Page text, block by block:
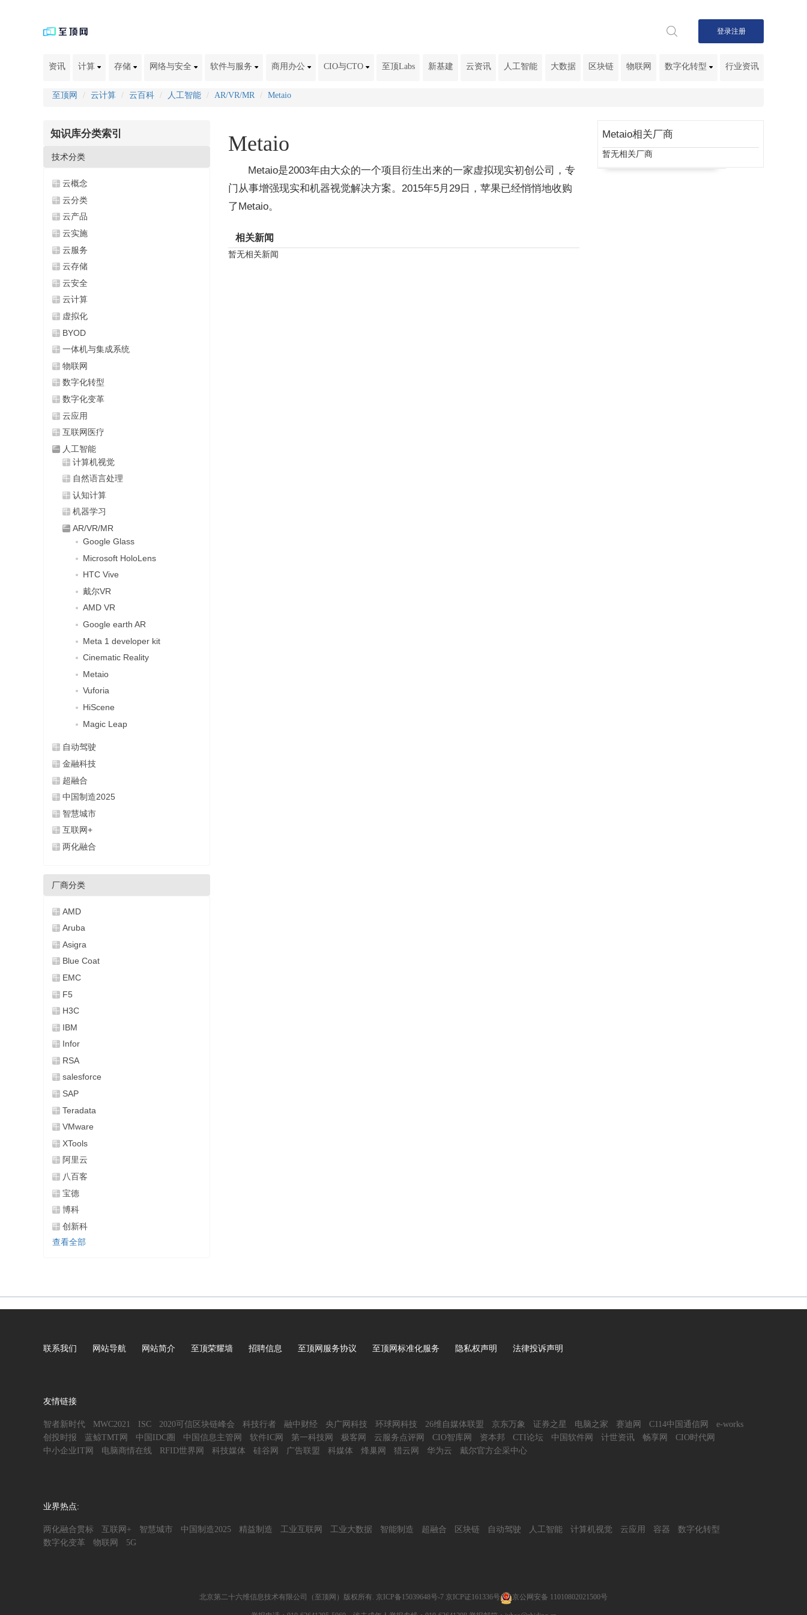
登录注册
资讯 计算 存储 网络与安全 软件与服务 商用办公 CIO与CTO 至顶Labs 新基建 云资讯 人工智能 大数据 区块链 物联网 数字化转型 行业资讯
至顶网 云计算 云百科 人工智能 AR/VR/MR Metaio
知识库分类索引
技术分类
云概念
云分类
云产品
云实施
云服务
云存储
云安全
云计算
虚拟化
BYOD
一体机与集成系统
物联网
数字化转型
数字化变革
云应用
互联网医疗
人工智能
计算机视觉
自然语言处理
认知计算
机器学习
AR/VR/MR
Google Glass
Microsoft HoloLens
HTC Vive
戴尔VR
AMD VR
Google earth AR
Meta 1 developer kit
Cinematic Reality
Metaio
Vuforia
HiScene
Magic Leap
自动驾驶
金融科技
超融合
中国制造2025
智慧城市
互联网+
两化融合
厂商分类
AMD
Aruba
Asigra
Blue Coat
EMC
F5
H3C
IBM
Infor
RSA
salesforce
SAP
Teradata
VMware
XTools
阿里云
八百客
宝德
博科
创新科
查看全部
Metaio
Metaio是2003年由大众的一个项目衍生出来的一家虚拟现实初创公司，专
门从事增强现实和机器视觉解决方案。2015年5月29日，苹果已经悄悄地收购
了Metaio。
相关新闻
暂无相关新闻
Metaio相关厂商
暂无相关厂商
联系我们 网站导航 网站简介 至顶荣耀墙 招聘信息 至顶网服务协议 至顶网标准化服务 隐私权声明 法律投诉声明
友情链接
智者新时代 MWC2021 ISC 2020可信区块链峰会 科技行者 融中财经 央广网科技 环球网科技 26维自媒体联盟 京东万象 证券之星 电脑之家 赛迪网 C114中国通信网
e-works
创投时报
蓝鲸TMT网 中国IDC圈 中国信息主管网 软件IC网 第一科技网 极客网 云服务点评网 CIO智库网 资本邦 CTI论坛 中国软件网 计世资讯 畅享网
CIO时代网
中小企业IT网
电脑商情在线 RFID世界网 科技媒体 硅谷网 广告联盟 科媒体 烽巢网 猎云网 华为云 戴尔官方企采中心
业界热点:
两化融合贯标 互联网+ 智慧城市 中国制造2025 精益制造 工业互联网 工业大数据 智能制造 超融合 区块链 自动驾驶 人工智能 计算机视觉 云应用 容器
数字化转型
数字化变革
物联网 5G
北京第二十六维信息技术有限公司（至顶网）版权所有. 京ICP备15039648号-7 京ICP证161336号 京公网安备 11010802021500号